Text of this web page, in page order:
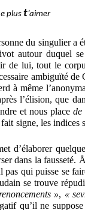
plust’aimer
du singulier a
autour duquel
de lui, tout le
ambiguïté
à même
l’élision, que
et nous place de
signe, les indices
d’élaborer
dans la fausseté.
qui puisse se
se trouve
», «
qu’il ne